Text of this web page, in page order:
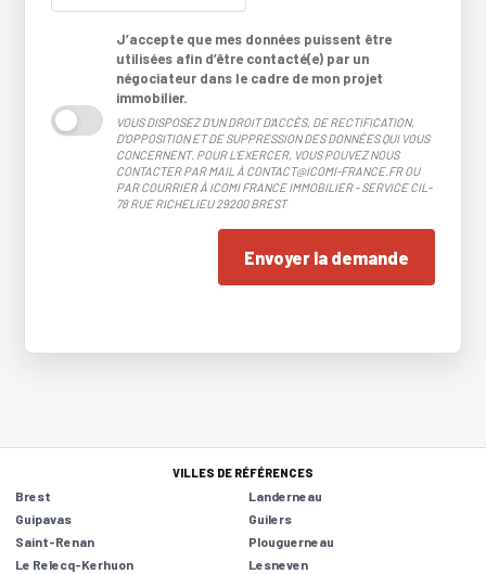
J’accepte que mes données puissent être
utilisées afin d’être contacté(e) par un
négociateur dans le cadre de mon projet
immobilier.
VOUS DISPOSEZ D'UN DROIT D'ACCÈS, DE RECTIFICATION,
D'OPPOSITION ET DE SUPPRESSION DES DONNÉES QUI VOUS
CONCERNENT. POUR L'EXERCER, VOUS POUVEZ NOUS
CONTACTER PAR MAIL À CONTACT@ICOMI-FRANCE.FR OU
PAR COURRIER À ICOMI FRANCE IMMOBILIER - SERVICE CIL-
78 RUE RICHELIEU 29200 BREST
Envoyer la demande
VILLES DE RÉFÉRENCES
Brest
Landerneau
Guipavas
Guilers
Saint-Renan
Plouguerneau
Le Relecq-Kerhuon
Lesneven